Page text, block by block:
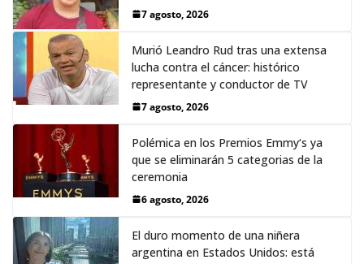
7 agosto, 2026
Murió Leandro Rud tras una extensa
lucha contra el cáncer: histórico
representante y conductor de TV
7 agosto, 2026
Polémica en los Premios Emmy‘s ya
que se eliminarán 5 categorias de la
ceremonia
6 agosto, 2026
El duro momento de una niñera
argentina en Estados Unidos: está